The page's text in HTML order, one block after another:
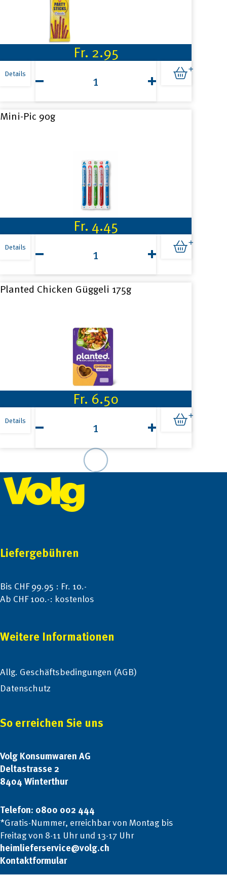
Fr. 2.95
Details
Sticks
Menge
Mini-Pic 90g
Fr. 4.45
Details
Mini-
90g
Planted Chicken Güggeli 175g
Fr. 6.50
Details
Güggeli
Menge
Footer
Liefergebühren
Bis CHF 99.95 : Fr. 10.-
Ab CHF 100.-: kostenlos
Weitere Informationen
Allg. Geschäftsbedingungen (AGB)
Datenschutz
So erreichen Sie uns
Volg Konsumwaren AG
Deltastrasse 2
8404 Winterthur
Telefon: 0800 002 444
*Gratis-Nummer, erreichbar von Montag bis
Freitag von 8-11 Uhr und 13-17 Uhr
heimlieferservice@volg.ch
Kontaktformular